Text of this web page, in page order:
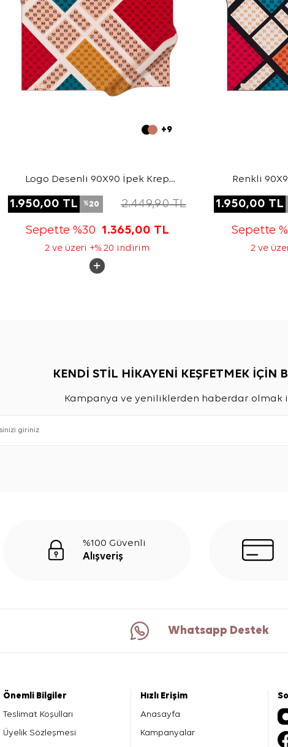
+9
Logo Desenli 90X90 İpek Krep
1.950,00 TL %20 2.449,90TL
Sepette %30 1.365,00 TL
2 ve üzeri +% 20 indirim
Renkli
1.950,00 TL
Sepette
2 ve
KENDİ STİL HİKAYENİ KEŞFETMEK İÇİN
Kampanya ve yeniliklerden haberdar olmak
%100 Güvenli
Alışveriş
Whatsapp Destek
Önemli Bilgiler
Teslimat Koşulları
Üyelik Sözleşmesi
Hızlı Erişim
Anasayfa
Kampanyalar